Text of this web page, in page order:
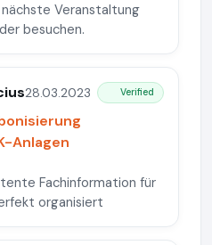
Veranstaltung
besuchen.
28.03.2023 Verified
Anlagen
Fachinformation für
organisiert